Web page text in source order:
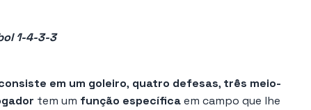
1-4-3-3
em um goleiro, quatro defesas, três meio-
tem um função específicaem campo que lhe